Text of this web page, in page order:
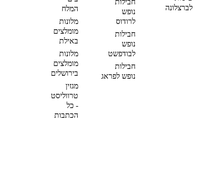
לברצלונה
חבילות
נופש
לרודוס
חבילות
נופש
לבודפשט
חבילות
נופש לפראג
המלח
מלונות
מומלצים
באילת
מלונות
מומלצים
בירושלים
מגזין
טרווליסט
- כל
הכתבות